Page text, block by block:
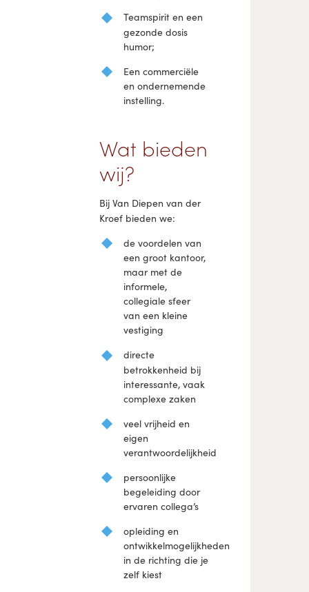
Teamspirit en een
gezonde dosis
humor;
Een commerciële
en ondernemende
instelling.
Wat bieden
wij?
Bij Van Diepen van der
Kroef bieden we:
de voordelen van
een groot kantoor,
maar met de
informele,
collegiale sfeer
van een kleine
vestiging
directe
betrokkenheid bij
interessante, vaak
complexe zaken
veel vrijheid en
eigen
verantwoordelijkheid
persoonlijke
begeleiding door
ervaren collega’s
opleiding en
ontwikkelmogelijkheden
in de richting die je
zelf kiest